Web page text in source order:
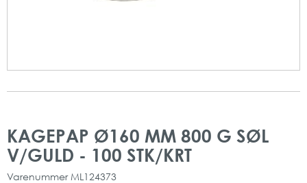
KAGEPAP Ø160 MM 800 G SØL
V/GULD - 100 STK/KRT
Varenummer ML124373
slutningen
af
billedgalleriet
starten
af
billedgalleriet